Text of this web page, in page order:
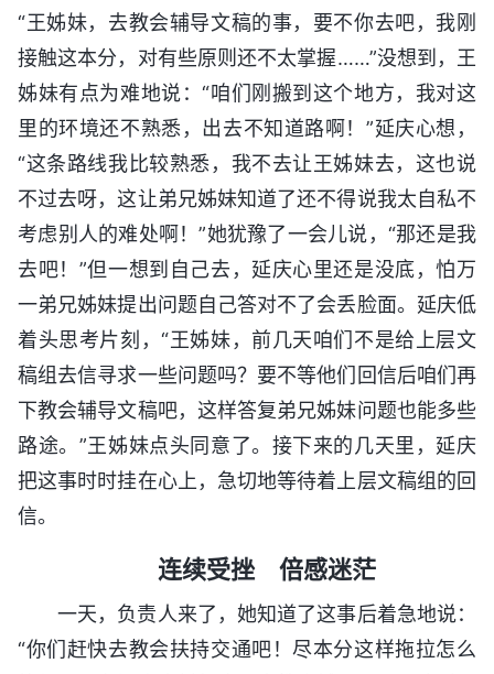
“王姊妹，去教会辅导文稿的事，要不你去吧，我刚
接触这本分，对有些原则还不太掌握……”没想到，王
姊妹有点为难地说：“咱们刚搬到这个地方，我对这
里的环境还不熟悉，出去不知道路啊！”延庆心想，
“这条路线我比较熟悉，我不去让王姊妹去，这也说
不过去呀，这让弟兄姊妹知道了还不得说我太自私不
考虑别人的难处啊！”她犹豫了一会儿说，“那还是我
去吧！”但一想到自己去，延庆心里还是没底，怕万
一弟兄姊妹提出问题自己答对不了会丢脸面。延庆低
着头思考片刻，“王姊妹，前几天咱们不是给上层文
稿组去信寻求一些问题吗？要不等他们回信后咱们再
下教会辅导文稿吧，这样答复弟兄姊妹问题也能多些
路途。”王姊妹点头同意了。接下来的几天里，延庆
把这事时时挂在心上，急切地等待着上层文稿组的回
信。
连续受挫 倍感迷茫
一天，负责人来了，她知道了这事后着急地说：
“你们赶快去教会扶持交通吧！尽本分这样拖拉怎么